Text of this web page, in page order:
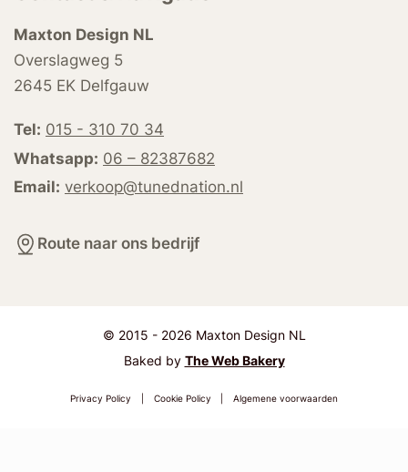
Maxton Design NL
Overslagweg 5
2645 EK Delfgauw
Tel: 015 - 310 70 34
Whatsapp: 06 – 82387682
Email: verkoop@tunednation.nl
Route naar ons bedrijf
© 2015 - 2026 Maxton Design NL
Baked by The Web Bakery
Privacy Policy Cookie Policy Algemene voorwaarden